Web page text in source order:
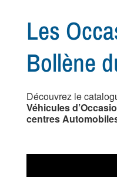
Les
Bollène
Découvrez le
Véhicules
centres